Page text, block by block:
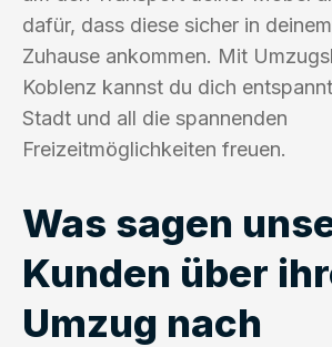
dafür, dass diese sicher in
Zuhause ankommen. Mit
Koblenz kannst du dich
Stadt und all die spannenden
Freizeitmöglichkeiten freuen.
Was sagen
Kunden über
Umzug nach